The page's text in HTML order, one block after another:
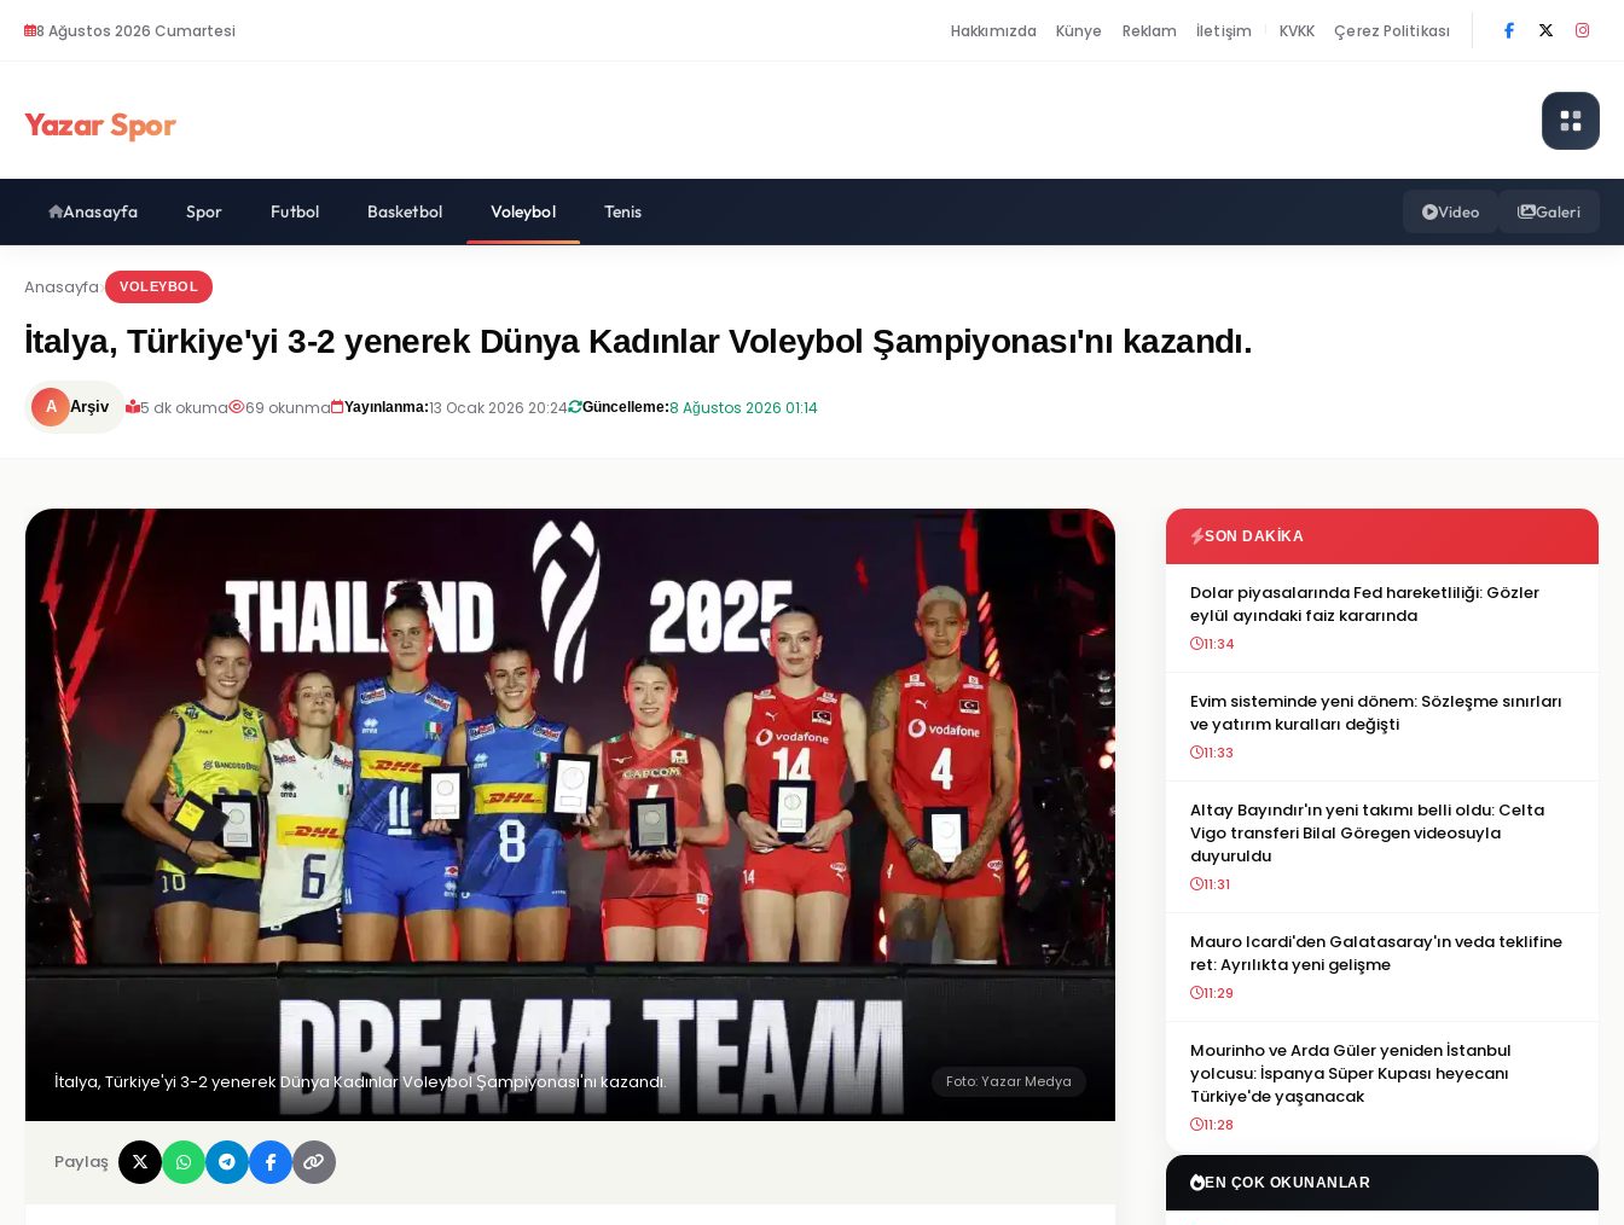
8 Ağustos 2026 Cumartesi Hakkımızda Künye Reklam İletişim KVKK Çerez Politikası
Yazar Spor
Anasayfa Spor Futbol Basketbol Voleybol Tenis Video Galeri
Anasayfa VOLEYBOL
İtalya, Türkiye'yi 3-2 yenerek Dünya Kadınlar Voleybol Şampiyonası'nı kazandı.
A Arşiv 5 dk okuma 69 okunma Yayınlanma:13 Ocak 2026 20:24 Güncelleme:8 Ağustos 2026 01:14
İtalya, Türkiye'yi 3-2 yenerek Dünya Kadınlar Voleybol Şampiyonası'nı kazandı. Foto: Yazar Medya
Paylaş
SON DAKIKA
Dolar piyasalarında Fed hareketliliği: Gözler
eylül ayındaki faiz kararında
11:34
Evim sisteminde yeni dönem: Sözleşme sınırları
ve yatırım kuralları değişti
11:33
Altay Bayındır'ın yeni takımı belli oldu: Celta
Vigo transferi Bilal Göregen videosuyla
duyuruldu
11:31
Mauro Icardi'den Galatasaray'ın veda teklifine
ret: Ayrılıkta yeni gelişme
11:29
Mourinho ve Arda Güler yeniden İstanbul
yolcusu: İspanya Süper Kupası heyecanı
Türkiye'de yaşanacak
11:28
EN ÇOK OKUNANLAR